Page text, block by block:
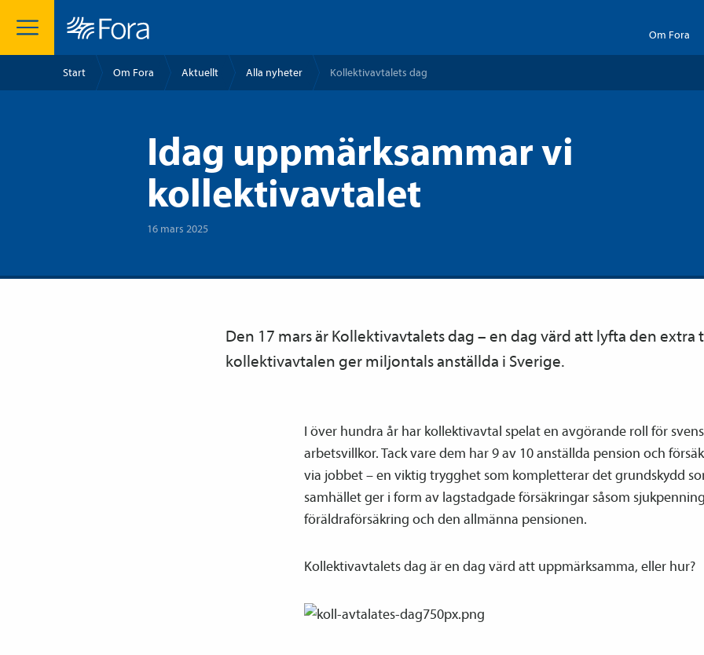
Om Fora
Start Om Fora Aktuellt Alla nyheter Kollektiv­avtalets dag
Idag uppmärksammar vi
kollektivavtalet
16 mars 2025
Den 17 mars är Kollektiv­avtalets dag – en dag värd att lyfta den
kollektiv­avtalen ger miljontals anställda i Sverige.
I över hundra år har kollektiv­avtal spelat en avgörande roll för
arbetsvillkor. Tack vare dem har 9 av 10 anställda pension och
via jobbet – en viktig trygghet som kompletterar det grundskydd
samhället ger i form av lagstadgade försäkringar såsom
föräldra­försäkring och den allmänna pensionen.
Kollektiv­avtalets dag är en dag värd att uppmärksamma, eller hur?